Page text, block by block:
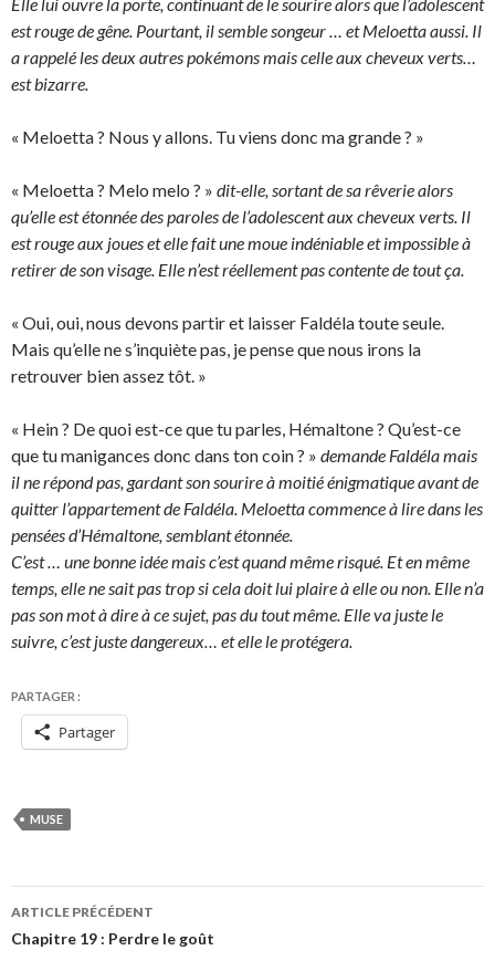
est rouge de gêne. Pourtant, il semble songeur … et Meloetta aussi. Il
a rappelé les deux autres pokémons mais celle aux cheveux verts…
est bizarre.
« Meloetta ? Nous y allons. Tu viens donc ma grande ? »
« Meloetta ? Melo melo ? » dit-elle, sortant de sa rêverie alors
qu’elle est étonnée des paroles de l’adolescent aux cheveux verts. Il
est rouge aux joues et elle fait une moue indéniable et impossible à
retirer de son visage. Elle n’est réellement pas contente de tout ça.
« Oui, oui, nous devons partir et laisser Faldéla toute seule.
Mais qu’elle ne s’inquiète pas, je pense que nous irons la
retrouver bien assez tôt. »
« Hein ? De quoi est-ce que tu parles, Hémaltone ? Qu’est-ce
que tu manigances donc dans ton coin ? » demande Faldéla mais
il ne répond pas, gardant son sourire à moitié énigmatique avant de
quitter l’appartement de Faldéla. Meloetta commence à lire dans les
pensées d’Hémaltone, semblant étonnée.
C’est … une bonne idée mais c’est quand même risqué. Et en même
temps, elle ne sait pas trop si cela doit lui plaire à elle ou non. Elle n’a
pas son mot à dire à ce sujet, pas du tout même. Elle va juste le
suivre, c’est juste dangereux… et elle le protégera.
PARTAGER :
Partager
MUSE
Navigation
des
ARTICLE PRÉCÉDENT
Chapitre 19 : Perdre le goût